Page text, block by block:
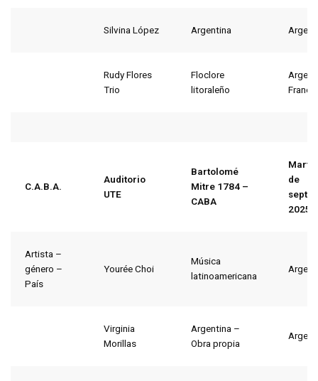
Silvina López Argentina
Rudy Flores
Trio
Floclore
litoraleño
Francia
C.A.B.A.
Auditorio
UTE
Bartolomé
Mitre 1784 –
CABA
de
2025
Artista –
género –
País
Yourée Choi
Música
latinoamericana
Virginia
Morillas
Argentina –
Obra propia